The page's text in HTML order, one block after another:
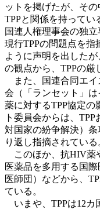
ットを掲げたが、そ
TPPと関係を持ってい
国連人権理事会の独
現行TPPの問題点を指
ように声明を出した
の観点から、TPPの厳
また、国連合同エイ
会（「ランセット」
薬に対するTPP協定の
ト委員会からは、
対国家の紛争解決）
り返し指摘されている
このほか、抗HIV薬
医薬品を多用する国
医師団）などから、
ている。
いまや、TPPは12カ